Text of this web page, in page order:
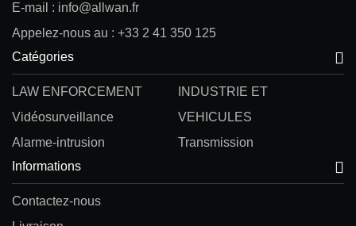
E-mail : info@allwan.fr
Appelez-nous au : +33 2 41 350 125
Catégories
INDUSTRIE ET
VEHICULES
LAW ENFORCEMENT
Vidéosurveillance
Transmission
Alarme-intrusion
Informations
Contactez-nous